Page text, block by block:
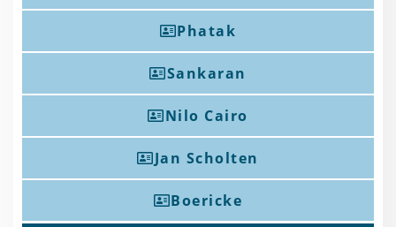
Phatak
Sankaran
Nilo Cairo
Jan Scholten
Boericke